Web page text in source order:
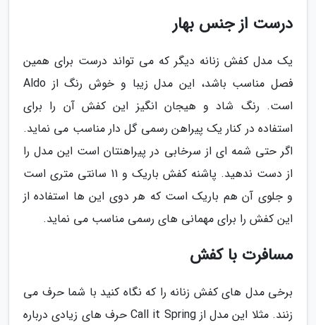
درست از جنس بهار
یک مدل کفش زنانه دیگر که می تواند درست برای همین
فصل مناسب باشد، این مدل زیبا و خوش رنگ از Aldo
است. رنگ شاد و هیجان انگیز این کفش آن را برای
استفاده در کنار یک پیراهن رسمی گل دار مناسب می نماید.
اگر حتی شمه ای از سرخابی در پیراهنتان است این مدل را
از دست ندهید. پاشنه کفش باریک و 11 سانتی متری است
و جلوی آن هم باریک است که هر دوی این ها استفاده از
این کفش را برای مهمانی های رسمی مناسب می نماید.
مسافرت با کفش
برخی مدل های کفش زنانه را که نگاه کنید با شما حرف می
زنند. مثلا این مدل از Call it Spring حرف های زیادی درباره